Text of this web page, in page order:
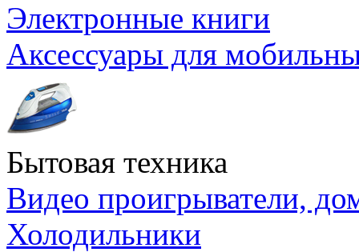
Электронные книги
Аксессуары для
Бытовая техника
Видео проигрыватели,
Холодильники